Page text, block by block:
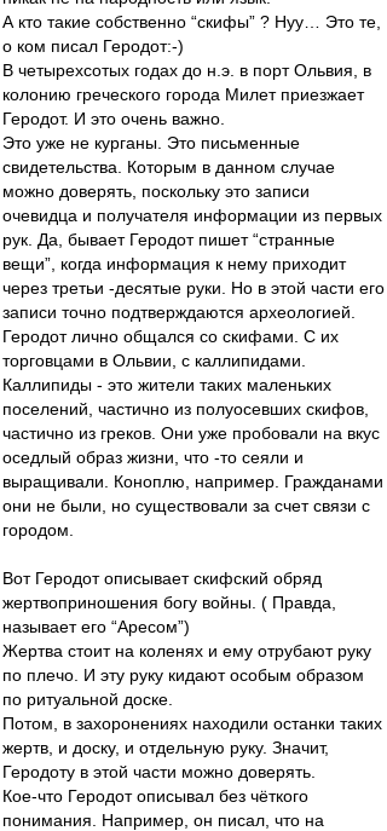
А кто такие собственно “скифы” ? Нуу… Это те,
о ком писал Геродот:-)
В четырехсотых годах до н.э. в порт Ольвия, в
колонию греческого города Милет приезжает
Геродот. И это очень важно.
Это уже не курганы. Это письменные
свидетельства. Которым в данном случае
можно доверять, поскольку это записи
очевидца и получателя информации из первых
рук. Да, бывает Геродот пишет “странные
вещи”, когда информация к нему приходит
через третьи -десятые руки. Но в этой части его
записи точно подтверждаются археологией.
Геродот лично общался со скифами. С их
торговцами в Ольвии, с каллипидами.
Каллипиды - это жители таких маленьких
поселений, частично из полуосевших скифов,
частично из греков. Они уже пробовали на вкус
оседлый образ жизни, что -то сеяли и
выращивали. Коноплю, например. Гражданами
они не были, но существовали за счет связи с
городом.
Вот Геродот описывает скифский обряд
жертвоприношения богу войны. ( Правда,
называет его “Аресом”)
Жертва стоит на коленях и ему отрубают руку
по плечо. И эту руку кидают особым образом
по ритуальной доске.
Потом, в захоронениях находили останки таких
жертв, и доску, и отдельную руку. Значит,
Геродоту в этой части можно доверять.
Кое-что Геродот описывал без чёткого
понимания. Например, он писал, что на